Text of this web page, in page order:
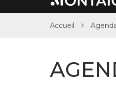
Accueil